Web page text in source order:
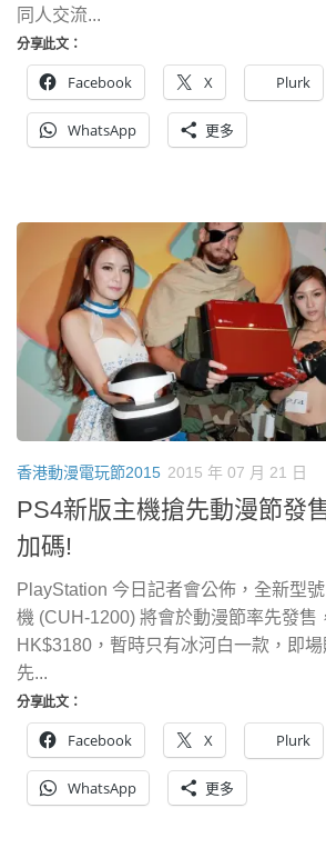
同人交流...
分享此文：
Facebook X Plurk
WhatsApp 更多
香港動漫電玩節2015 2015 年 07 月 21 日
PS4新版主機搶先動漫節
加碼!
PlayStation 今日記者會公佈，全新型
機 (CUH-1200) 將會於動漫節率先發售
HK$3180，暫時只有冰河白一款，即
先...
分享此文：
Facebook X Plurk
WhatsApp 更多